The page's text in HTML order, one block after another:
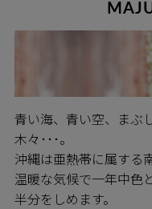
青い海、青い空、まぶ
木々･･･。
沖縄は亜熱帯に属する
温暖な気候で一年中色
半分をしめます。